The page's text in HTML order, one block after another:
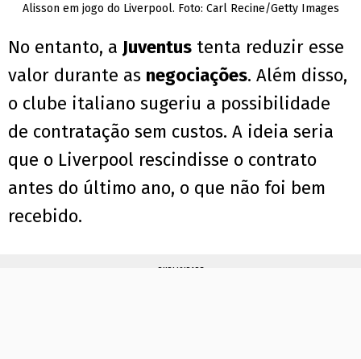
Alisson em jogo do Liverpool. Foto: Carl Recine/Getty Images
No entanto, a Juventus tenta reduzir esse
valor durante as negociações. Além disso,
o clube italiano sugeriu a possibilidade
de contratação sem custos. A ideia seria
que o Liverpool rescindisse o contrato
antes do último ano, o que não foi bem
recebido.
PUBLICIDADE